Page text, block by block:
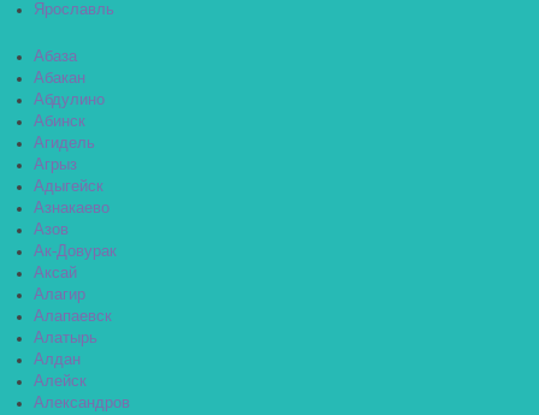
Ярославль
Абаза
Абакан
Абдулино
Абинск
Агидель
Агрыз
Адыгейск
Азнакаево
Азов
Ак-Довурак
Аксай
Алагир
Алапаевск
Алатырь
Алдан
Алейск
Александров